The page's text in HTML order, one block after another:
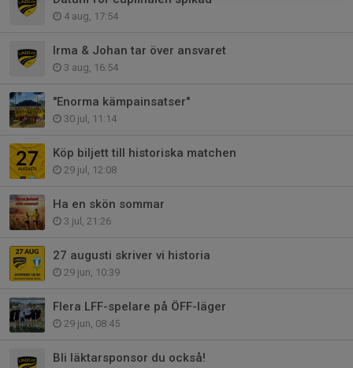
4 aug, 17:54
Irma & Johan tar över ansvaret
3 aug, 16:54
"Enorma kämpainsatser"
30 jul, 11:14
Köp biljett till historiska matchen
29 jul, 12:08
Ha en skön sommar
3 jul, 21:26
27 augusti skriver vi historia
29 jun, 10:39
Flera LFF-spelare på ÖFF-läger
29 jun, 08:45
Bli läktarsponsor du också!